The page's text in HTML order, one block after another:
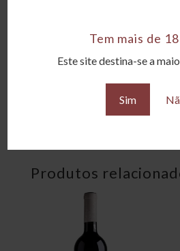
Tem mais de
Este site destina-se a
Sim
100% Grenache
Produtos